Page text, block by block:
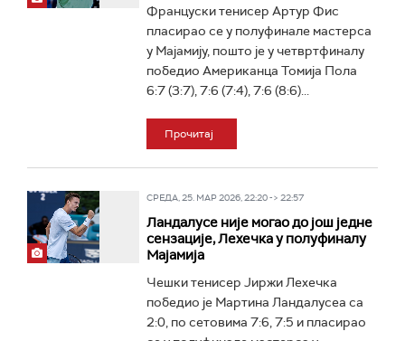
Француски тенисер Артур Фис
пласирао се у полуфинале мастерса
у Мајамију, пошто је у четвртфиналу
победио Американца Томија Пола
6:7 (3:7), 7:6 (7:4), 7:6 (8:6)...
Прочитај
СРЕДА, 25. МАР 2026, 22:20 -> 22:57
Ландалусе није могао до још једне
сензације, Лехечка у полуфиналу
Мајамија
Чешки тенисер Јиржи Лехечка
победио је Мартина Ландалусеа са
2:0, по сетовима 7:6, 7:5 и пласирао